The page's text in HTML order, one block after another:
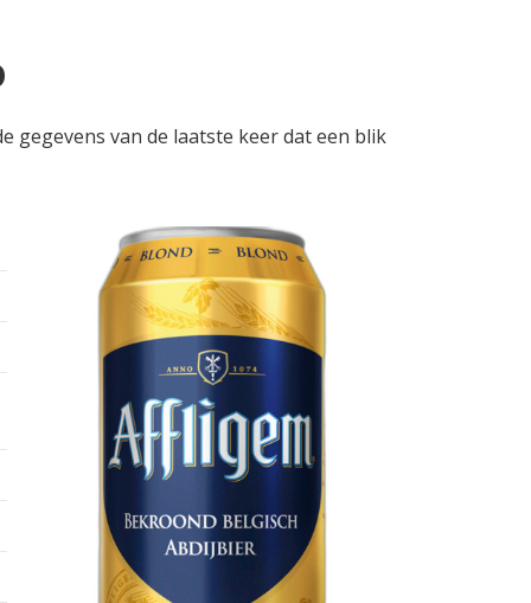
gegevens van de laatste keer dat een blik